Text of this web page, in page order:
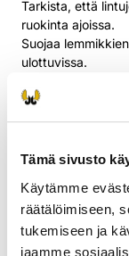
Tämä sivusto
Käytämme
räätälöimiseen,
tukemiseen ja
jaamme
Tarkista, että
ruokinta ajoissa.
Suojaa
ulottuvissa.
karhun saatavilla.
astiaan.
pihapiiriin.
Karhuja ei pidä
eläimiä tai
asutuksen